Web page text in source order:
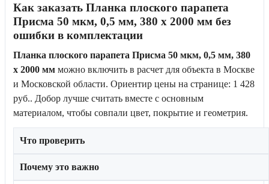
Как заказать Планка плоского парапета
Присма 50 мкм, 0,5 мм, 380 x 2000 мм без
ошибки в комплектации
Планка плоского парапета Присма 50 мкм, 0,5 мм, 380
x 2000 мм можно включить в расчет для объекта в Москве
и Московской области. Ориентир цены на странице: 1 428
руб.. Добор лучше считать вместе с основным
материалом, чтобы совпали цвет, покрытие и геометрия.
Что проверить
Почему это важно